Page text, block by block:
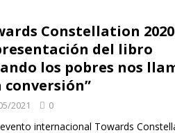
Constellation
del libro
los pobres nos
conversión”
2021 0
internacional Towards